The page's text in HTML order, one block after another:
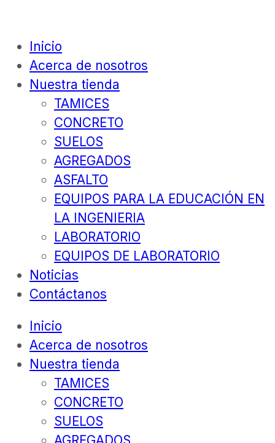
Inicio
Acerca de nosotros
Nuestra tienda
TAMICES
CONCRETO
SUELOS
AGREGADOS
ASFALTO
EQUIPOS PARA LA EDUCACIÓN EN
LA INGENIERIA
LABORATORIO
EQUIPOS DE LABORATORIO
Noticias
Contáctanos
Inicio
Acerca de nosotros
Nuestra tienda
TAMICES
CONCRETO
SUELOS